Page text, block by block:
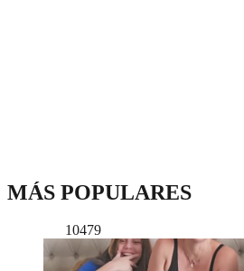
MÁS POPULARES
10479